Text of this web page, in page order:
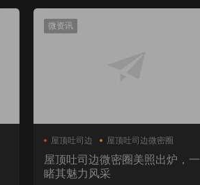
微资讯
屋顶吐司边 屋顶吐司边微密圈
屋顶吐司边微密圈美照出炉，一
睹其魅力风采